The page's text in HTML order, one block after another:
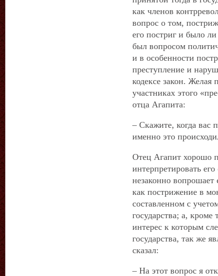
как членов
вопрос о том,
его постриг и было
был вопросом
и в особенности
преступление и
кодексе закон. Желая
участниках этого
отца Агапита:
– Скажите, когда вас
именно это
Отец Агапит хорошо
интерпретировать
незаконно вопрошает
как пострижение в
составленном с
государства; а,
интерес к которым
государства, так же
сказал:
– На этот вопрос я